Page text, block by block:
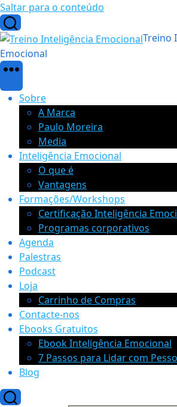
Saltar para o conteúdo
Treino
Emocional
Sobre
A Marca
Paulo Moreira
Media
Inteligência Emocional
O que é
Vantagens
Formações/Workshops
Certificação Inteligência
Programas corporativos
Agenda
Palestras
Podcast
Loja
Carrinho de Compras
Contacte-nos
Ebooks Gratuitos
Ebook Inteligência Emocional
7 Passos para Lidar com
Blog